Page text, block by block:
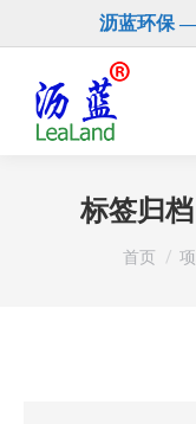
沥蓝环保
标签归档
您在这
首页